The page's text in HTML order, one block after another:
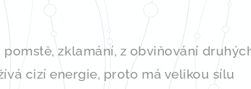
zklamání, z obviňování
cizí energie, proto má velikou sílu